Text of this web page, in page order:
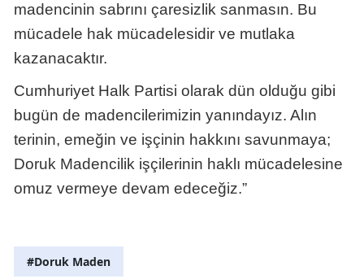
madencinin sabrını çaresizlik sanmasın. Bu
mücadele hak mücadelesidir ve mutlaka
kazanacaktır.
Cumhuriyet Halk Partisi olarak dün olduğu gibi
bugün de madencilerimizin yanındayız. Alın
terinin, emeğin ve işçinin hakkını savunmaya;
Doruk Madencilik işçilerinin haklı mücadelesine
omuz vermeye devam edeceğiz.”
#Doruk Maden